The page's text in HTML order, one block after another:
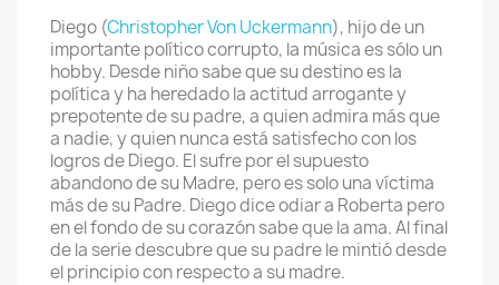
Diego (Christopher Von Uckermann), hijo de un
importante político corrupto, la música es sólo un
hobby. Desde niño sabe que su destino es la
política y ha heredado la actitud arrogante y
prepotente de su padre, a quien admira más que
a nadie, y quien nunca está satisfecho con los
logros de Diego. El sufre por el supuesto
abandono de su Madre, pero es solo una víctima
más de su Padre. Diego dice odiar a Roberta pero
en el fondo de su corazón sabe que la ama. Al final
de la serie descubre que su padre le mintió desde
el principio con respecto a su madre.